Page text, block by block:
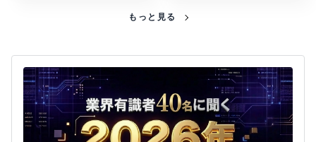
もっと見る